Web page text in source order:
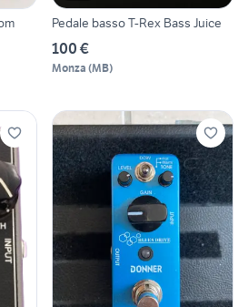
Pedale basso T-Rex Bass Juice
100 €
Monza (MB)